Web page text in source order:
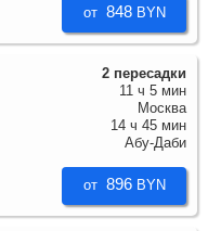
от 848 BYN
от 896 BYN
2 пересадки
11 ч 5 мин
Москва
14 ч 45 мин
Абу-Даби